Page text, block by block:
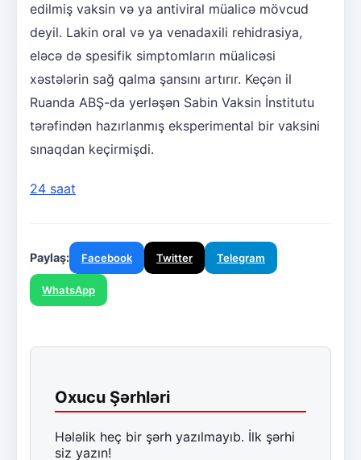
edilmiş vaksin və ya antiviral müalicə mövcud
deyil. Lakin oral və ya venadaxili rehidrasiya,
eləcə də spesifik simptomların müalicəsi
xəstələrin sağ qalma şansını artırır. Keçən il
Ruanda ABŞ-da yerləşən Sabin Vaksin İnstitutu
tərəfindən hazırlanmış eksperimental bir vaksini
sınaqdan keçirmişdi.
24 saat
Paylaş: Facebook Twitter Telegram
WhatsApp
Oxucu Şərhləri
Hələlik heç bir şərh yazılmayıb. İlk şərhi
siz yazın!